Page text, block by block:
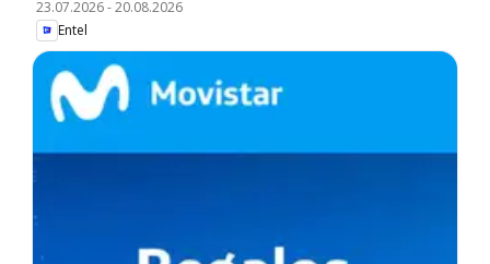
23.07.2026-20.08.2026
Entel